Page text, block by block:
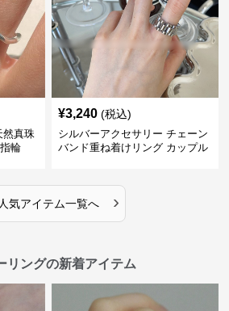
然真珠
輪
¥3,240 (税込)
シルバーアクセサリー チェーン
バンド重ね着けリング カップル
人気アイテム一覧へ ›
リングの新着アイテム